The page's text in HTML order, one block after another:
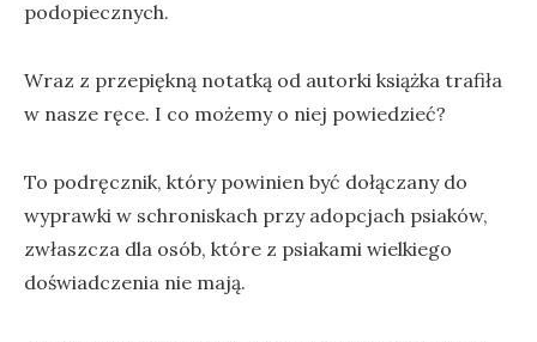
podopiecznych.
Wraz z przepiękną notatką od autorki książka trafiła
w nasze ręce. I co możemy o niej powiedzieć?
To podręcznik, który powinien być dołączany do
wyprawki w schroniskach przy adopcjach psiaków,
zwłaszcza dla osób, które z psiakami wielkiego
doświadczenia nie mają.